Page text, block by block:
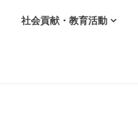
社会貢献・教育活動